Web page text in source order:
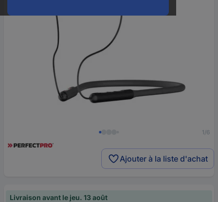
1/6
Ajouter à la liste d'achat
Livraison avant le jeu. 13 août